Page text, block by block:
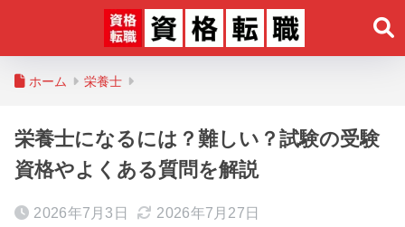
ホーム 栄養士
栄養士になるには？難しい？試験の受験
資格やよくある質問を解説
2026年7月3日 2026年7月27日